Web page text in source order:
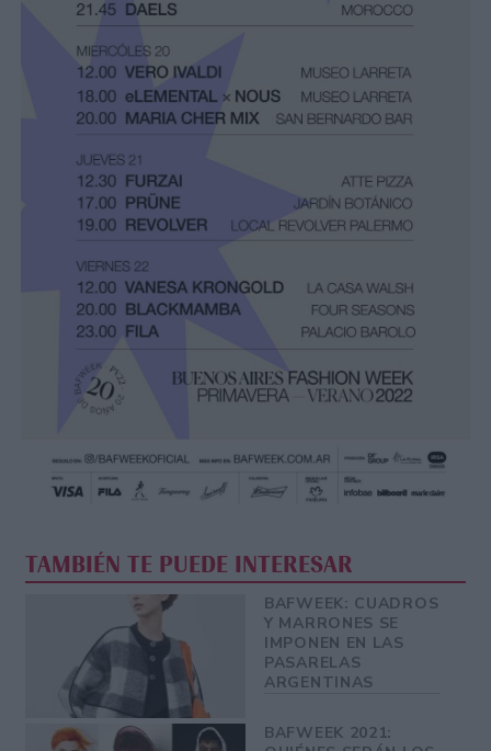
TAMBIÉN TE PUEDE INTERESAR
BAFWEEK: CUADROS
Y MARRONES SE
IMPONEN EN LAS
PASARELAS
ARGENTINAS
BAFWEEK 2021: